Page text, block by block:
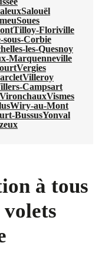
Salouël
Soues
Tilloy-Floriville
sous-Corbie
les-Quesnoy
Marquenneville
Vergies
Villeroy
Campsart
VironchauxVismes
Wiry-au-Mont
BussusYonval
à tous
volets